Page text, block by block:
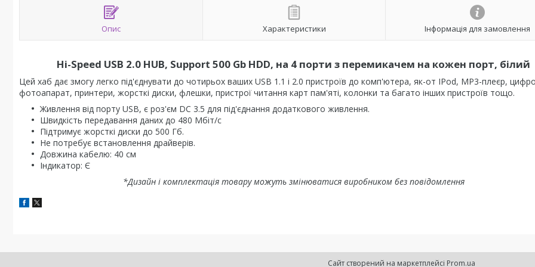
Опис Характеристики Інформація для замовлення
Hi-Speed USB 2.0 HUB, Support 500 Gb HDD, на 4 порти з перемикачем на кожен порт, білий
Цей хаб дає змогу легко під'єднувати до чотирьох ваших USB 1.1 і 2.0 пристроїв до комп'ютера, як-от IPod, MP3-плеєр,
фотоапарат, принтери, жорсткі диски, флешки, пристрої читання карт пам'яті, колонки та багато інших пристроїв тощо.
Живлення від порту USB, є роз'єм DC 3.5 для під'єднання додаткового живлення.
Швидкість передавання даних до 480 Мбіт/с
Підтримує жорсткі диски до 500 Гб.
Не потребує встановлення драйверів.
Довжина кабелю: 40 см
Індикатор: Є
*Дизайн і комплектація товару можуть змінюватися виробником без повідомлення
Сайт створений на маркетплейсі Prom.ua